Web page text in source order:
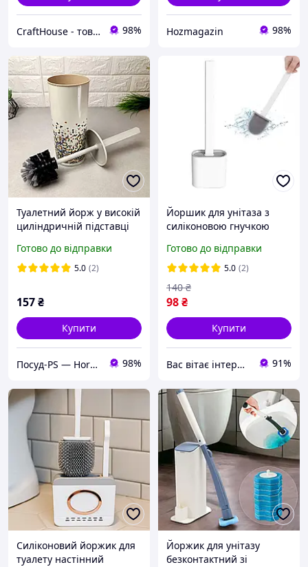
CraftHouse - товари для всієї родини 98% Hozmagazin 98%
Туалетний йорж у високій
циліндричній підставці
Готово до відправки
5.0 (2)
157₴
Купити
Посуд-PS — Horeca Посуд Подарунки 98%
Йоршик для унітаза з
силіконовою гнучкою
Готово до відправки
5.0 (2)
98₴
140 ₴
Купити
Вас вітає інтернет магазин SvetOn! 91%
Силіконовий йоржик для
туалету настінний
Йоржик для унітазу
безконтактний зі